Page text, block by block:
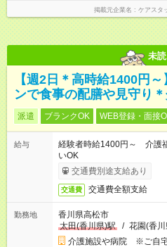
掲載元企業名 ケアスタ
未読
【週2日＊高時給1400円
ンで食事の配膳や見守り
派遣 ブランクOK WEB登録・面接
給与
経験者時給1400円～ 介護
いOK
交通費別途支給あり
交通費 交通費全額支給
勤務地
香川県高松市
太田(香川県)駅
/ 花園(香川
介護施設や病院 ※ご自